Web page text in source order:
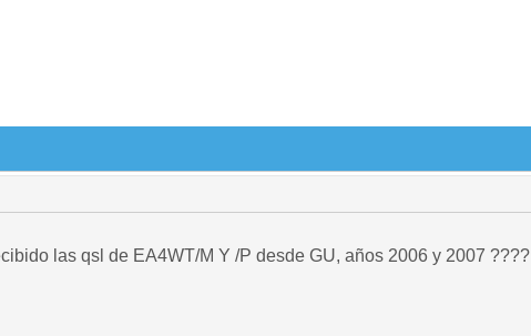
las qsl de EA4WT/M Y /P desde GU, años 2006 y 2007 ????